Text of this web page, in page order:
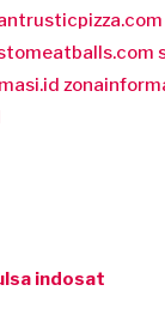
indosat